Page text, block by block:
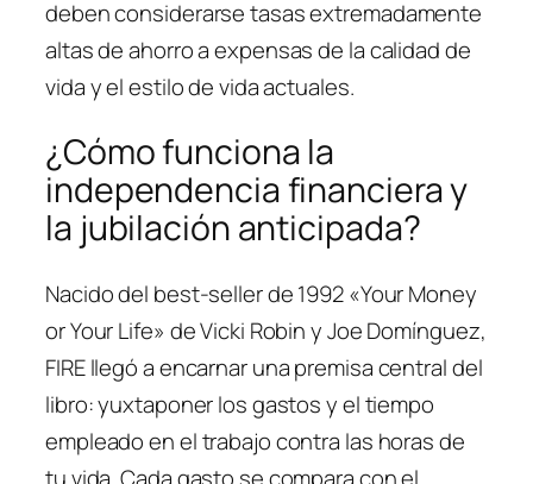
deben considerarse tasas extremadamente
altas de ahorro a expensas de la calidad de
vida y el estilo de vida actuales.
¿Cómo funciona la
independencia financiera y
la jubilación anticipada?
Nacido del best-seller de 1992 «Your Money
or Your Life» de Vicki Robin y Joe Domínguez,
FIRE llegó a encarnar una premisa central del
libro: yuxtaponer los gastos y el tiempo
empleado en el trabajo contra las horas de